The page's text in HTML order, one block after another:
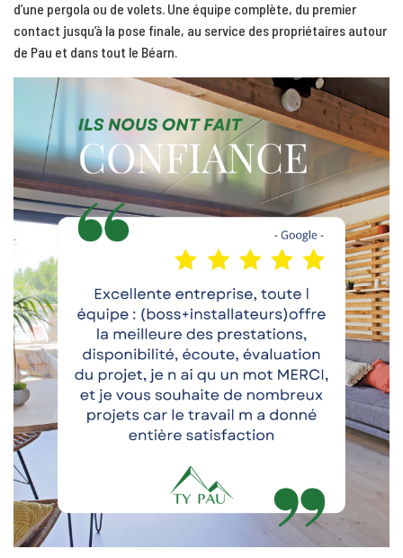
d’une pergola ou de volets. Une équipe complète, du premier
contact jusqu’à la pose finale, au service des propriétaires autour
de Pau et dans tout le Béarn.